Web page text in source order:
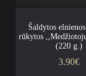
Šaldytos
rūkytos
(220 g.)
3.90€